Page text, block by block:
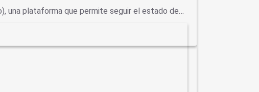
una plataforma que permite seguir el estado de…